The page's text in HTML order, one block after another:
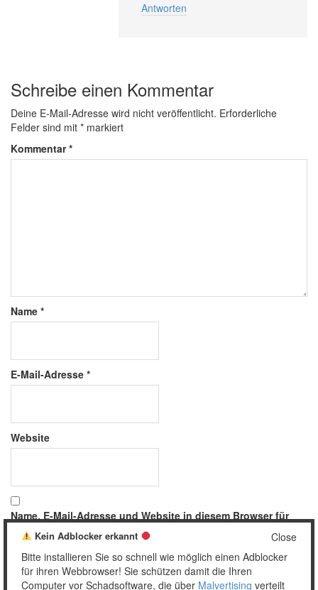
Antworten
Schreibe einen Kommentar
Deine E-Mail-Adresse wird nicht veröffentlicht. Erforderliche
Felder sind mit * markiert
Kommentar*
Name *
E-Mail-Adresse *
Website
Name, E-Mail-Adresse und Website in diesem Browser für
meinen nächsten Kommentar speichern.
Close
Kein Adblocker erkannt
Bitte installieren Sie so schnell wie möglich einen Adblocker
für ihren Webbrowser! Sie schützen damit die Ihren
Computer vor Schadsoftware, die über Malvertising verteilt